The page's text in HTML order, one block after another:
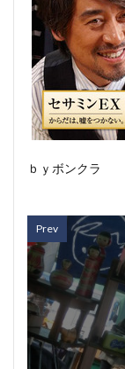
ｂｙボンクラ
Prev